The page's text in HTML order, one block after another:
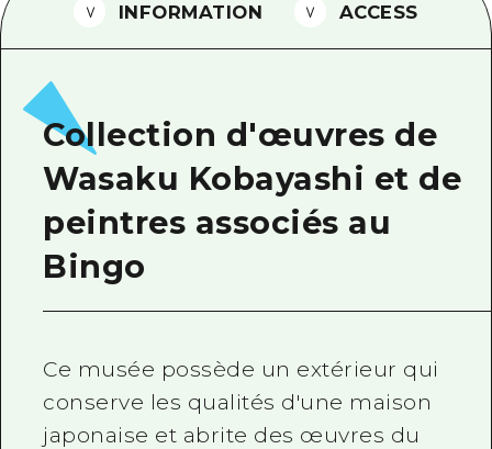
FAQ
Téléchargement de Photos
Informations sur le transport en
INFORMATION ACCESS
Collection d'œuvres de
Wasaku Kobayashi et de
peintres associés au
Bingo
Ce musée possède un extérieur qui
conserve les qualités d'une maison
japonaise et abrite des œuvres du